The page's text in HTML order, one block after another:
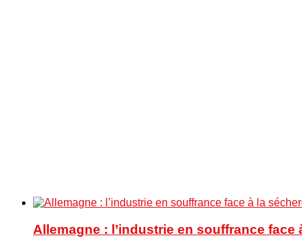
Allemagne : l’industrie en souffrance